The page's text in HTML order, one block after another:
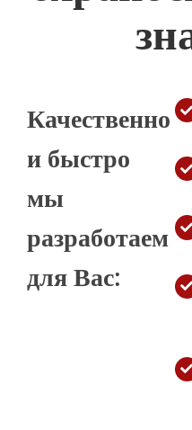
Качественно
и быстро
мы
разработаем
для Вас: